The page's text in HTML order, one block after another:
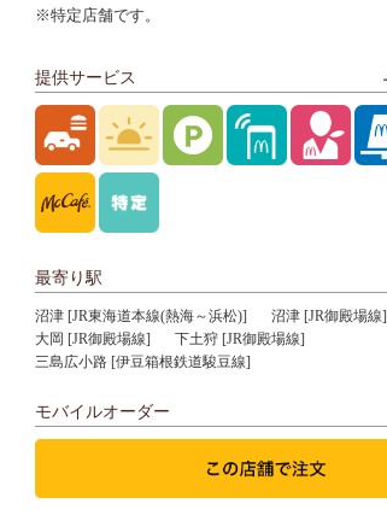
※特定店舗です。
提供サービス
最寄り駅
沼津 [JR東海道本線(熱海～浜松)]
沼津 [JR御殿場線]
大岡 [JR御殿場線]
下土狩 [JR御殿場線]
三島広小路 [伊豆箱根鉄道駿豆線]
モバイルオーダー